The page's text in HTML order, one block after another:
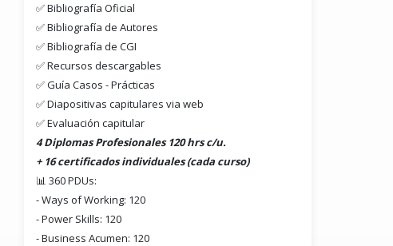
✅ Bibliografía Oficial
✅ Bibliografía de Autores
✅ Bibliografía de CGI
✅ Recursos descargables
✅ Guía Casos - Prácticas
✅ Diapositivas capitulares via web
✅ Evaluación capitular
4 Diplomas Profesionales 120 hrs c/u.
+ 16 certificados individuales (cada curso)
📊 360 PDUs:
- Ways of Working: 120
- Power Skills: 120
- Business Acumen: 120